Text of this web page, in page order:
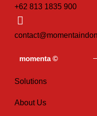
i
r
+62 813 1835 900
momenta ©
Solutions
About Us